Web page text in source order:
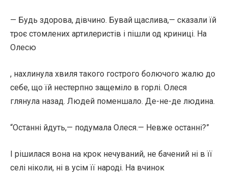
— Будь здорова, дівчино. Бувай щаслива,— сказали їй
троє стомлених артилеристів і пішли од криниці. На
Олесю
, нахлинула хвиля такого гострого болючого жалю до
себе, що їй нестерпно защеміло в горлі. Олеся
глянула назад. Людей поменшало. Де-не-де людина.
“Останні йдуть,— подумала Олеся.— Невже останні?”
І рішилася вона на крок нечуваний, не бачений ні в її
селі ніколи, ні в усім її народі. На вчинок